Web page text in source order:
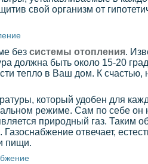
свой организм от
без системы отопления.
должна быть около 15-20
тепло в Ваш дом. К
который удобен для
режиме. Сам по себе он
природный газ. Таким
. Газоснабжение отвечает,
пищи.